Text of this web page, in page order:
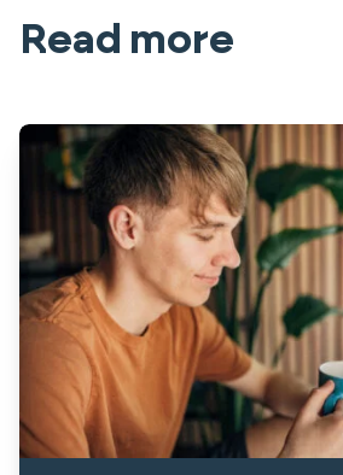
Read more